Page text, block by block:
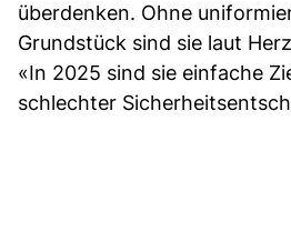
überdenken. Ohne
Grundstück sind sie laut
«In 2025 sind sie einfache
schlechter